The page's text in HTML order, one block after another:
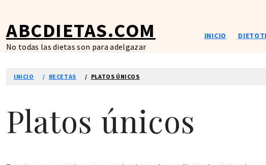
contenido
ABCDIETAS.COM
No todas las dietas son para adelgazar
INICIO
INICIO RECETAS PLATOS ÚNICOS
Platos únicos